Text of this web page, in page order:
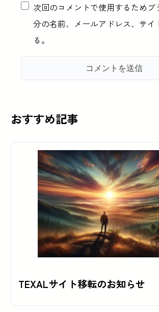
次回のコメントで使用するためブ
分の名前、メールアドレス、サイ
る。
おすすめ記事
TEXALサイト移転のお知らせ